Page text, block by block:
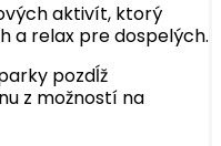
aktivít, ktorý
a relax pre dospelých.
pozdĺž
z možností na